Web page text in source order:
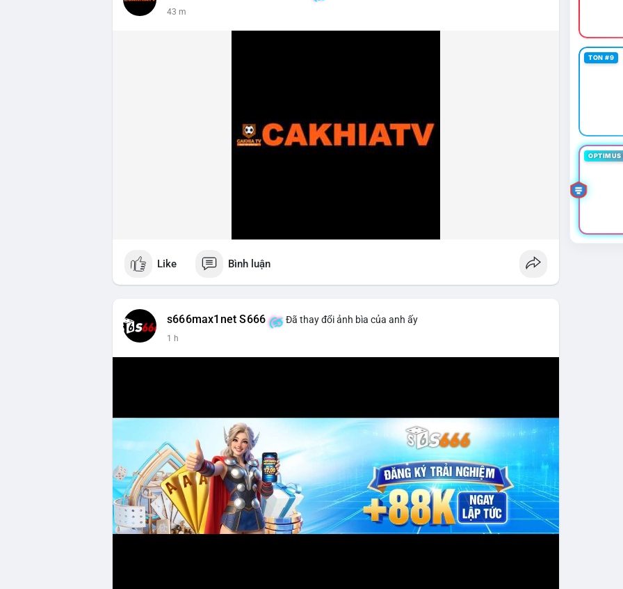
43 m
Like Bình luận
s666max1net S666 Đã thay đổi ảnh bìa của anh ấy
1 h
TON #9
OPTIMUS